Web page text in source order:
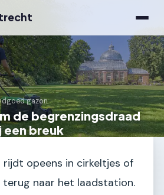
gazon
de begrenzingsdraad
een breuk
opeens in cirkeltjes of
naar het laadstation.